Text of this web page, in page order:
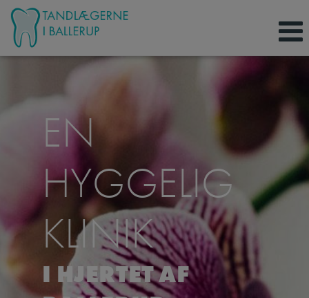
Hop
indholdet
EN
HYGGELIG
KLINIK
I HJERTET AF